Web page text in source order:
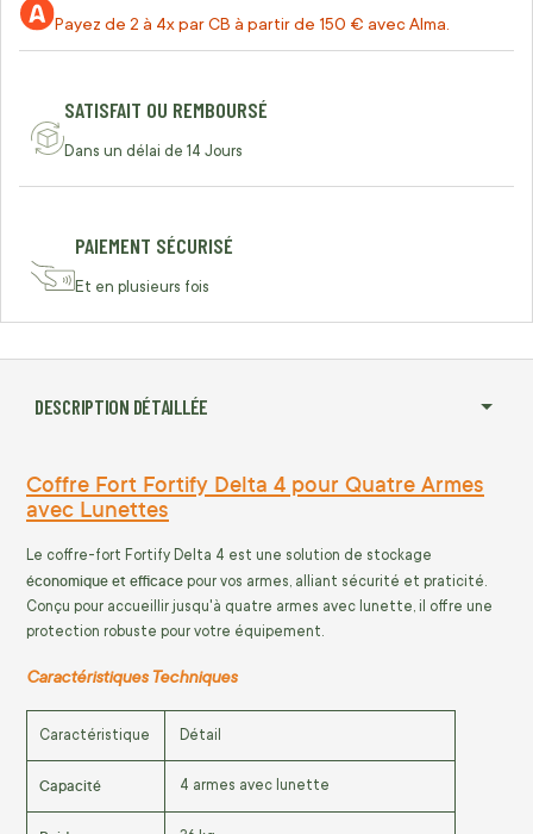
Payez de 2 à 4x par CB à partir de 150 € avec Alma.
SATISFAIT OU REMBOURSÉ
Dans un délai de 14 Jours
PAIEMENT SÉCURISÉ
Et en plusieurs fois
DESCRIPTION DÉTAILLÉE
Coffre Fort Fortify Delta 4 pour Quatre Armes
avec Lunettes
Le coffre-fort Fortify Delta 4 est une solution de stockage
économique et efficace pour vos armes, alliant sécurité et praticité.
Conçu pour accueillir jusqu'à quatre armes avec lunette, il offre une
protection robuste pour votre équipement.
Caractéristiques Techniques
Caractéristique Détail
Capacité 4 armes avec lunette